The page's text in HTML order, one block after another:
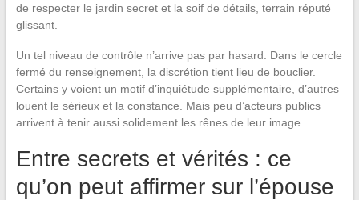
de respecter le jardin secret et la soif de détails, terrain réputé
glissant.
Un tel niveau de contrôle n’arrive pas par hasard. Dans le cercle
fermé du renseignement, la discrétion tient lieu de bouclier.
Certains y voient un motif d’inquiétude supplémentaire, d’autres
louent le sérieux et la constance. Mais peu d’acteurs publics
arrivent à tenir aussi solidement les rênes de leur image.
Entre secrets et vérités : ce
qu’on peut affirmer sur l’épouse